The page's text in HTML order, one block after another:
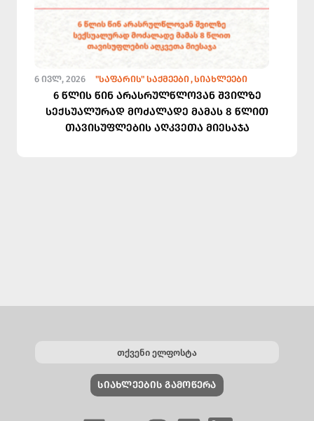
6 ᲘᲕᲚ, 2026 "ᲡᲐᲤᲐᲠᲘᲡ" ᲡᲐᲥᲛᲔᲔᲑᲘ ᲡᲘᲐᲮᲚᲔᲔᲑᲘ
6 წლის წინ არასრულწლოვან შვილზე
სექსუალურად მოძალადე მამას 8 წლით
თავისუფლების აღკვეთა მიესაჯა
ᲡᲘᲐᲮᲚᲔᲔᲑᲘᲡ ᲒᲐᲛᲝᲬᲔᲠᲐ